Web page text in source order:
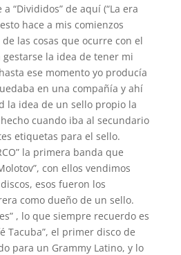
“Divididos” de aquí (“La era
hace a mis comienzos
las cosas que ocurre con el
la idea de tener mi
ese momento yo producía
en una compañía y ahí
la idea de un sello propio la
cuando iba al secundario
etiquetas para el sello.
la primera banda que
con ellos vendimos
esos fueron los
como dueño de un sello.
, lo que siempre recuerdo es
Tacuba”, el primer disco de
para un Grammy Latino, y lo